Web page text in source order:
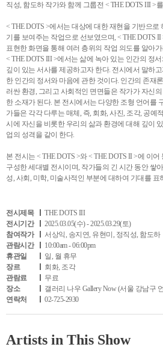
직성, 함도하 작가와 함께 그룹전 < THE DOTS III >
< THE DOTS >에서는 대상에 대한 재현을 기반으
기를 보여주는 작업으로 선보였으며, < THE DOTS
표현한 화면을 통해 여러 층위의 작업 의도를 알아
< THE DOTS III >에서는 삶에 녹아 있는 인간의 정
깊이 있는 서사를 제공하고자 한다. 전시에서 말하
한 인간의 정서와 마음에 관한 것이다. 인간의 존재
러싼 환경, 그리고 사회적인 면면들은 작가가 자신
한 소재가 된다. 본 전시에서는 다양한 조형 언어를
가들은 각각 다루는 매체, 즉, 회화, 사진, 조각, 공예
시에 자신을 비롯한 우리의 삶과 환경에 대해 깊이
업의 성격을 같이 한다.
본 전시는 < THE DOTS >와 < THE DOTS II >에 이
구성한 세대별 전시이며, 작가들의 긴 시간 동안 쌓
성, 사회, 미학, 미술사적인 부분에 대하여 기대를
전시제목
THE DOTS III
전시기간
2025.03.05(수) - 2025.03.29(토)
참여작가
서상익, 송지연, 유현미, 정직성, 함도하
관람시간
10:00am - 06:00pm
휴관일
일, 월 휴무
장르
회화, 조각
관람료
무료
장소
갤러리 나우 Gallery Now (서울 강남구
연락처
02-725-2930
Artists in This Show